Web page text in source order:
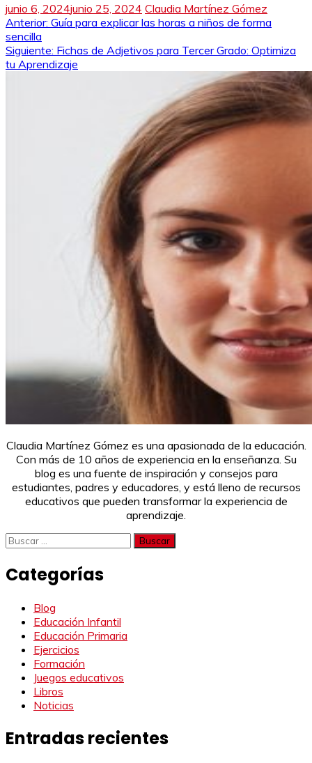
junio 6, 2024junio 25, 2024 Claudia Martínez Gómez
Navegación
de
entradas
Anterior: Guía para explicar las horas a niños de forma
sencilla
Siguiente: Fichas de Adjetivos para Tercer Grado: Optimiza
tu Aprendizaje
Claudia Martínez Gómez es una apasionada de la educación.
Con más de 10 años de experiencia en la enseñanza. Su
blog es una fuente de inspiración y consejos para
estudiantes, padres y educadores, y está lleno de recursos
educativos que pueden transformar la experiencia de
aprendizaje.
Buscar:
Categorías
Blog
Educación Infantil
Educación Primaria
Ejercicios
Formación
Juegos educativos
Libros
Noticias
Entradas recientes